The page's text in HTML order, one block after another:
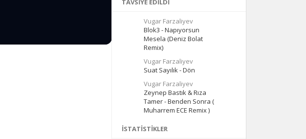
TAVSIYE EDILDI
Vugar Farzaliyev
Blok3 - Napıyorsun
Mesela (Deniz Bolat
Remix)
Vugar Farzaliyev
Suat Sayılık - Dön
Vugar Farzaliyev
Zeynep Bastık & Rıza
Tamer - Benden Sonra (
Muharrem ECE Remix )
İSTATISTIKLER